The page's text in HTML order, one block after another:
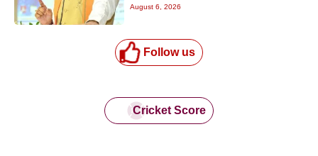
August 6, 2026
Follow us
Cricket Score